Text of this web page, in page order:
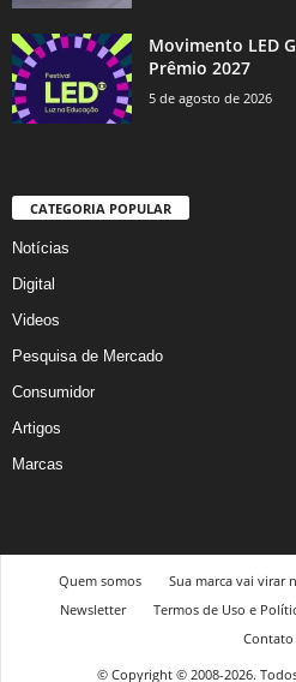
Movimento LED
Prêmio 2027
5 de agosto de 2026
CATEGORIA POPULAR
Notícias
Digital
Videos
Pesquisa de Mercado
Consumidor
Artigos
Marcas
Quem somos Sua marca vai virar
Newsletter
Termos de Uso e
Contato
© Copyright © 2008-2026.